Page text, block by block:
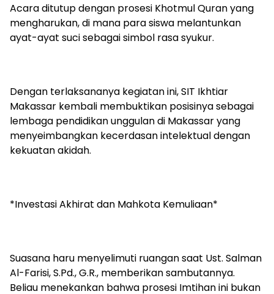
Acara ditutup dengan prosesi Khotmul Quran yang
mengharukan, di mana para siswa melantunkan
ayat-ayat suci sebagai simbol rasa syukur.
Dengan terlaksananya kegiatan ini, SIT Ikhtiar
Makassar kembali membuktikan posisinya sebagai
lembaga pendidikan unggulan di Makassar yang
menyeimbangkan kecerdasan intelektual dengan
kekuatan akidah.
*Investasi Akhirat dan Mahkota Kemuliaan*
Suasana haru menyelimuti ruangan saat Ust. Salman
Al-Farisi, S.Pd., G.R., memberikan sambutannya.
Beliau menekankan bahwa prosesi Imtihan ini bukan